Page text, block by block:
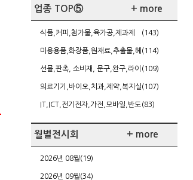
업종 TOP⑤ + more
식품,커피,첨가물,육가공,제과제
(143)
미용용품,화장품,원재료,추출물,헤 (114)
선물,판촉, 소비재, 문구,완구,라이 (109)
의료기기,바이오,치과,제약,복지실(107)
IT,ICT,전기전자,가전,모바일,반도(83)
월별전시회 + more
2026년 08월(19)
2026년 09월(34)